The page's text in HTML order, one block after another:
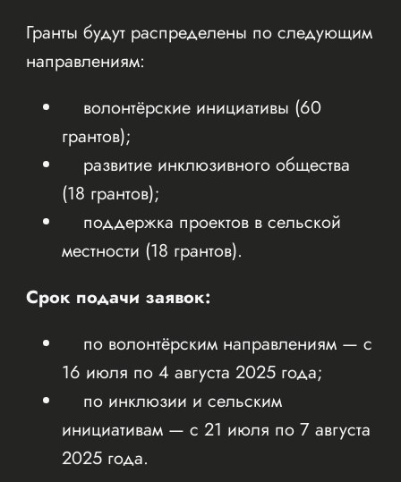
Гранты будут распределены по следующим
направлениям:
волонтёрские инициативы (60
грантов);
развитие инклюзивного общества
(18 грантов);
поддержка проектов в сельской
местности (18 грантов).
Срок подачи заявок:
по волонтёрским направлениям — с
16 июля по 4 августа 2025 года;
по инклюзии и сельским
инициативам — с 21 июля по 7 августа
2025 года.